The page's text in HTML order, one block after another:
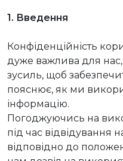
1. Введення
Конфіденційність
дуже важлива для нас,
зусиль, щоб
пояснює, як ми
інформацію.
Погоджуючись на
під час відвідування
відповідно до